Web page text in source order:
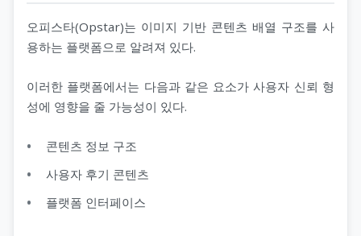
오피스타(Opstar)는 이미지 기반 콘텐츠 배열 구조를 사
용하는 플랫폼으로 알려져 있다.
이러한 플랫폼에서는 다음과 같은 요소가 사용자 신뢰 형
성에 영향을 줄 가능성이 있다.
콘텐츠 정보 구조
사용자 후기 콘텐츠
플랫폼 인터페이스